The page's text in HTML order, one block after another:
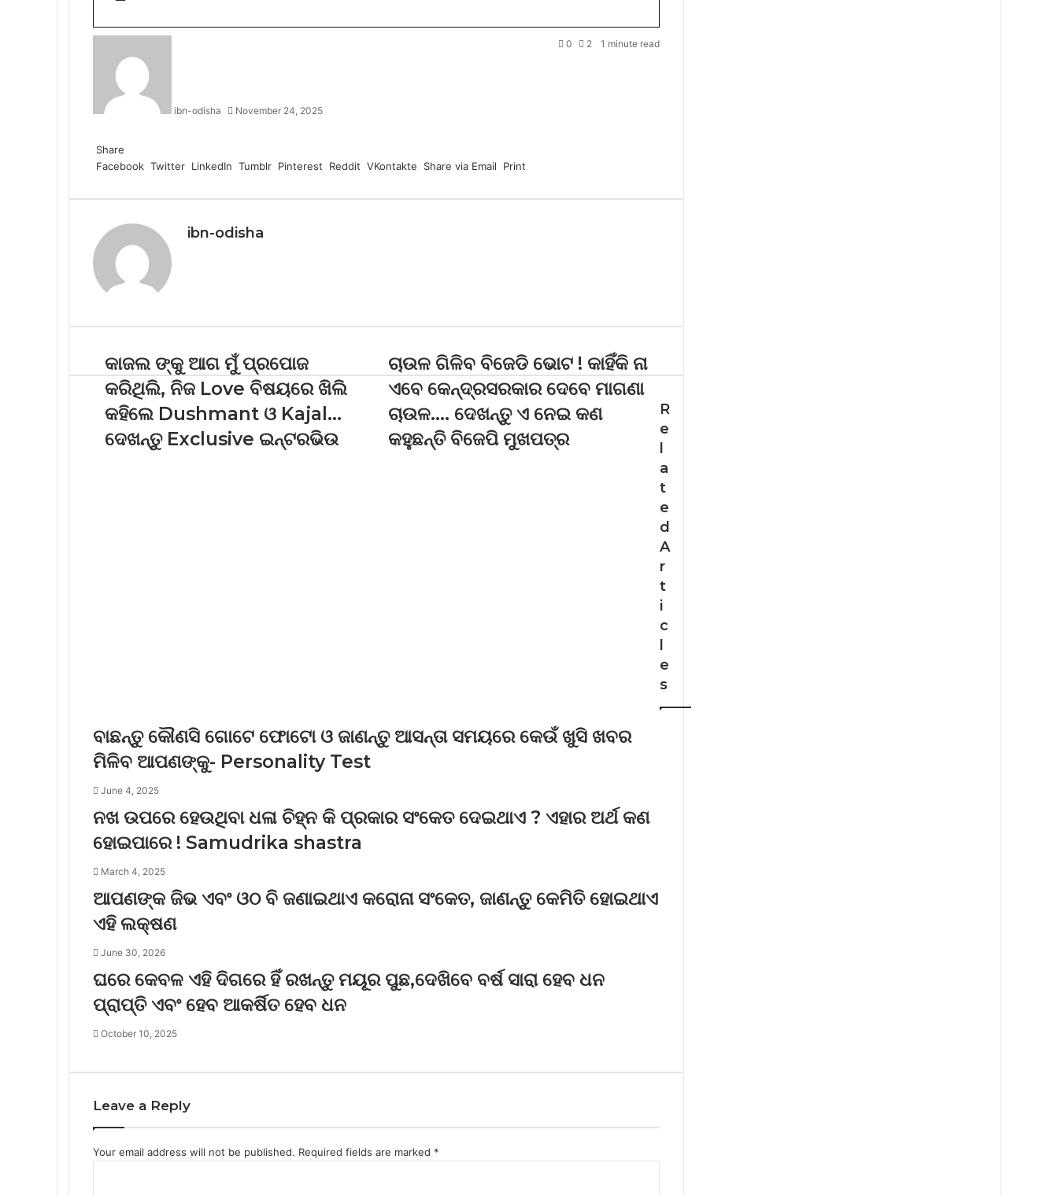
ibn-odisha November 24, 2025
0 2 1 minute read
Share
Facebook Twitter LinkedIn Tumblr Pinterest Reddit VKontakte Share via Email Print
ibn-odisha
କାଜଲ ଙ୍କୁ ଆଗ ମୁଁ ପ୍ରପୋଜ
କରିଥିଲି, ନିଜ Love ବିଷୟରେ ଖିଲି
କହିଲେ Dushmant ଓ Kajal…
ଦେଖନ୍ତୁ Exclusive ଇନ୍ଟରଭିଉ
ଚାଉଳ ଗିଳିବ ବିଜେଡି ଭୋଟ ! କାହିଁକି ନା
ଏବେ କେନ୍ଦ୍ରସରକାର ଦେବେ ମାଗଣା
ଚାଉଳ…. ଦେଖନ୍ତୁ ଏ ନେଇ କଣ
କହୁଛନ୍ତି ବିଜେପି ମୁଖପତ୍ର
R
e
a
t
e
d
A
r
t
i
c
e
s
ବାଛନ୍ତୁ କୌଣସି ଗୋଟେ ଫୋଟୋ ଓ ଜାଣନ୍ତୁ ଆସନ୍ତା ସମୟରେ କେଉଁ ଖୁସି ଖବର
ମିଳିବ ଆପଣଙ୍କୁ- Personality Test
June 4, 2025
ନଖ ଉପରେ ହେଉଥିବା ଧଳା ଚିହ୍ନ କି ପ୍ରକାର ସଂକେତ ଦେଇଥାଏ ? ଏହାର ଅର୍ଥ କଣ
ହୋଇପାରେ ! Samudrika shastra
March 4, 2025
ଆପଣଙ୍କ ଜିଭ ଏବଂ ଓଠ ବି ଜଣାଇଥାଏ କରୋନା ସଂକେତ, ଜାଣନ୍ତୁ କେମିତି ହୋଇଥାଏ
ଏହି ଲକ୍ଷଣ
June 30, 2026
ଘରେ କେବଳ ଏହି ଦିଗରେ ହିଁ ରଖନ୍ତୁ ମୟୂର ପୁଛ,ଦେଖିବେ ବର୍ଷ ସାରା ହେବ ଧନ
ପ୍ରାପ୍ତି ଏବଂ ହେବ ଆକର୍ଷିତ ହେବ ଧନ
October 10, 2025
Leave a Reply
Your email address will not be published. Required fields are marked *